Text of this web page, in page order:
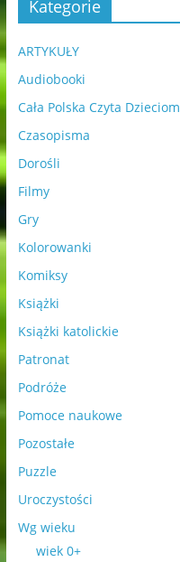
Kategorie
ARTYKUŁY
Audiobooki
Cała Polska Czyta Dzieciom
Czasopisma
Dorośli
Filmy
Gry
Kolorowanki
Komiksy
Książki
Książki katolickie
Patronat
Podróże
Pomoce naukowe
Pozostałe
Puzzle
Uroczystości
Wg wieku
wiek 0+